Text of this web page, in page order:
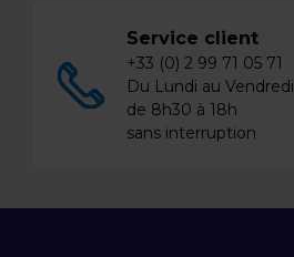
Service client
+33 (0) 2 99 71 05 71
Du Lundi au Vendredi
de 8h30 à 18h
sans interruption